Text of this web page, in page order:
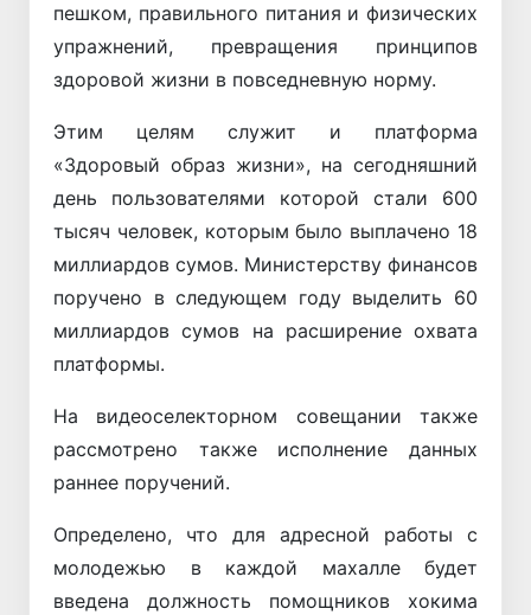
пешком, правильного питания и физических
упражнений, превращения принципов
здоровой жизни в повседневную норму.
Этим целям служит и платформа
«Здоровый образ жизни», на сегодняшний
день пользователями которой стали 600
тысяч человек, которым было выплачено 18
миллиардов сумов. Министерству финансов
поручено в следующем году выделить 60
миллиардов сумов на расширение охвата
платформы.
На видеоселекторном совещании также
рассмотрено также исполнение данных
раннее поручений.
Определено, что для адресной работы с
молодежью в каждой махалле будет
введена должность помощников хокима